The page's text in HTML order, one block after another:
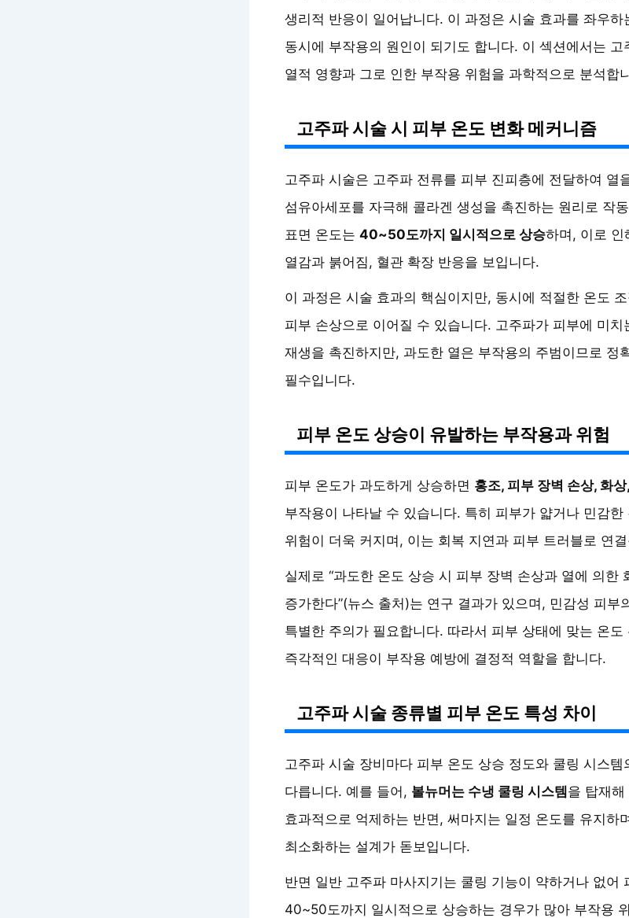
생리적 반응이 일어납니다. 이 과정은 시술 효과를 좌우하
동시에 부작용의 원인이 되기도 합니다. 이 섹션에서는 고
열적 영향과 그로 인한 부작용 위험을 과학적으로 분석합
고주파 시술 시 피부 온도 변화 메커니즘
고주파 시술은 고주파 전류를 피부 진피층에 전달하여 열
섬유아세포를 자극해 콜라겐 생성을 촉진하는 원리로 작
표면 온도는 40~50도까지 일시적으로 상승하며, 이로 인
열감과 붉어짐, 혈관 확장 반응을 보입니다.
이 과정은 시술 효과의 핵심이지만, 동시에 적절한 온도
피부 손상으로 이어질 수 있습니다. 고주파가 피부에 미치
재생을 촉진하지만, 과도한 열은 부작용의 주범이므로 정
필수입니다.
피부 온도 상승이 유발하는 부작용과 위험
피부 온도가 과도하게 상승하면 홍조, 피부 장벽 손상, 화
부작용이 나타날 수 있습니다. 특히 피부가 얇거나 민감
위험이 더욱 커지며, 이는 회복 지연과 피부 트러블로 연
실제로 “과도한 온도 상승 시 피부 장벽 손상과 열에 의한
증가한다”(뉴스 출처)는 연구 결과가 있으며, 민감성 피부
특별한 주의가 필요합니다. 따라서 피부 상태에 맞는 온도
즉각적인 대응이 부작용 예방에 결정적 역할을 합니다.
고주파 시술 종류별 피부 온도 특성 차이
고주파 시술 장비마다 피부 온도 상승 정도와 쿨링 시스템
다릅니다. 예를 들어, 볼뉴머는 수냉 쿨링 시스템을 탑재
효과적으로 억제하는 반면, 써마지는 일정 온도를 유지하
최소화하는 설계가 돋보입니다.
반면 일반 고주파 마사지기는 쿨링 기능이 약하거나 없어
40~50도까지 일시적으로 상승하는 경우가 많아 부작용